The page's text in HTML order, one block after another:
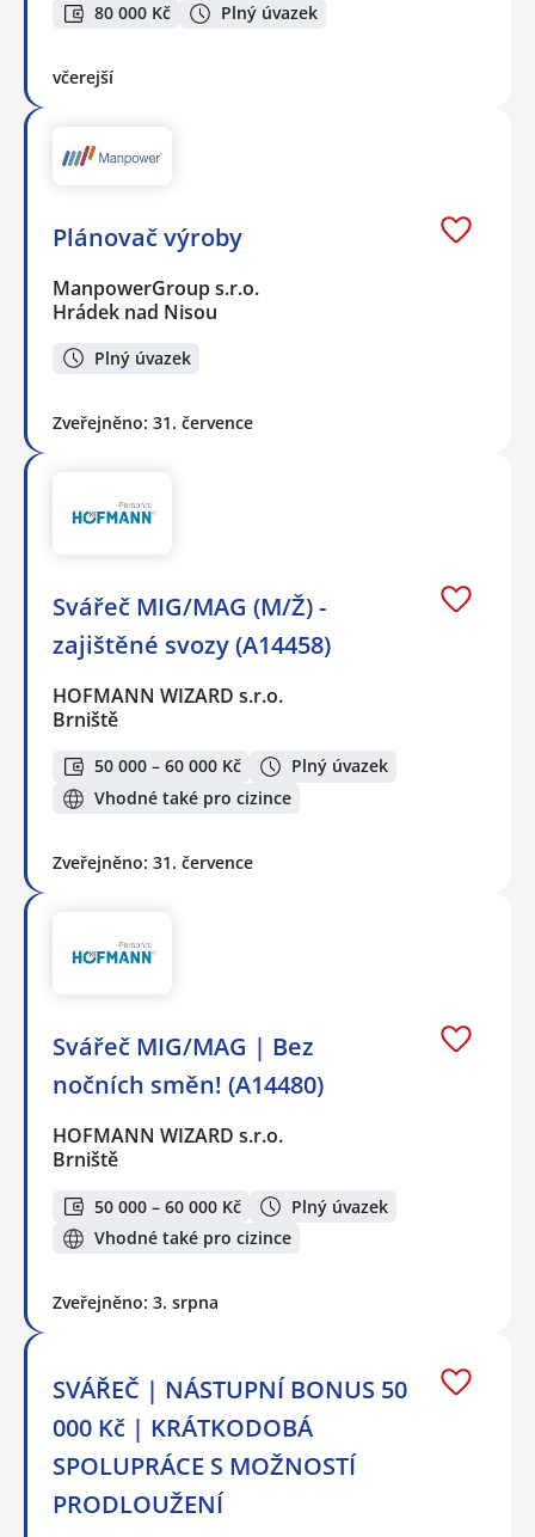
80 000 Kč Plný úvazek
včerejší
Plánovač výroby
ManpowerGroup s.r.o.
Hrádek nad Nisou
Plný úvazek
Zveřejněno: 31. července
Svářeč MIG/MAG (M/Ž) -
zajištěné svozy (A14458)
HOFMANN WIZARD s.r.o.
Brniště
50 000 – 60 000 Kč
Plný úvazek
Vhodné také pro cizince
Zveřejněno: 31. července
Svářeč MIG/MAG | Bez
nočních směn! (A14480)
HOFMANN WIZARD s.r.o.
Brniště
50 000 – 60 000 Kč
Plný úvazek
Vhodné také pro cizince
Zveřejněno: 3. srpna
SVÁŘEČ | NÁSTUPNÍ BONUS 50
000 Kč | KRÁTKODOBÁ
SPOLUPRÁCE S MOŽNOSTÍ
PRODLOUŽENÍ